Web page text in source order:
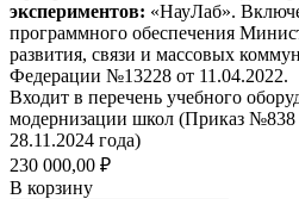
экспериментов: «НауЛаб».
программного обеспечения
развития, связи и массовых
Федерации №13228 от 11.04.2022.
Входит в перечень учебного
модернизации школ (Приказ
28.11.2024 года)
230 000,00 ₽
В корзину